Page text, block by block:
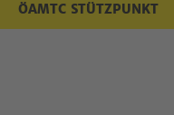
ÖAMTC STÜTZPUNKT